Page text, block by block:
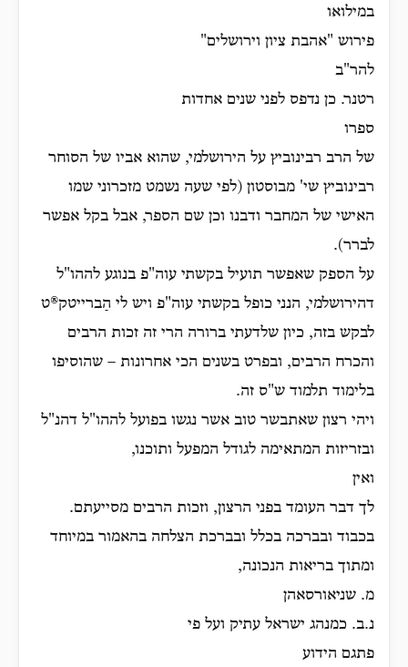
במילואו
פירוש "אהבת ציון וירושלים"
להר"ב
רטנר. כן נדפס לפני שנים אחדות
ספרו
של הרב רבינוביץ על הירושלמי, שהוא אביו של הסוחר
רבינוביץ שי' מבוסטון (לפי שעה נשמט מזכרוני שמו
האישי של המחבר ודבנו וכן שם הספר, אבל בקל אפשר
לברר).
על הספק שאפשר תועיל בקשתי עוה"פ בנוגע לההו"ל
דהירושלמי, הנני כופל בקשתי עוה"פ ויש לי הַברייטק®ט
לבקש בזה, כיון שלדעתי ברורה הרי זה זכות הרבים
והכרח הרבים, ובפרט בשנים הכי אחרונות – שהוסיפו
בלימוד תלמוד ש"ס זה.
ויהי רצון שאתבשר טוב אשר נגשו בפועל לההו"ל דהנ"ל
ובזריזות המתאימה לגודל המפעל ותוכנו,
ואין
לך דבר העומד בפני הרצון, וזכות הרבים מסייעתם.
בכבוד ובברכה בכלל ובברכת הצלחה בהאמור במיוחד
ומתוך בריאות הנכונה,
מ. שניאורסאהן
נ.ב. כמנהג ישראל עתיק ועל פי
פתגם הידוע